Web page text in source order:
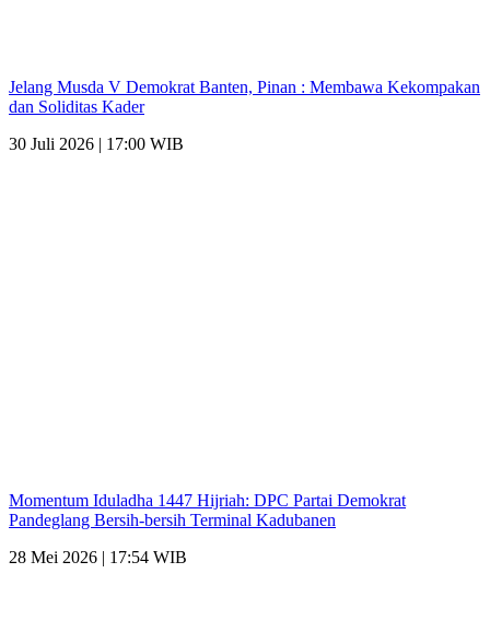
Jelang Musda V Demokrat Banten, Pinan : Membawa Kekompakan
dan Soliditas Kader
30 Juli 2026 | 17:00 WIB
Momentum Iduladha 1447 Hijriah: DPC Partai Demokrat
Pandeglang Bersih-bersih Terminal Kadubanen
28 Mei 2026 | 17:54 WIB